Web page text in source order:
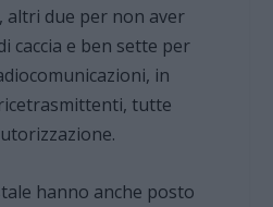
altri due per non aver
caccia e ben sette per
in
tutte
hanno anche posto